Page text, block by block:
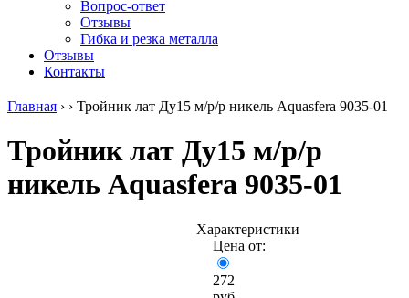
Шестигранник
нержавеющий
безникелевый
никельсодержащий
нержавеющие
электросварные
AISI
прямоугольные
нержавеющие
электросварные
рифленый
профиль
алюминиевый
Плита
алюминиевая
алюминиевый
(вентиляционный)
Тавр
алюминиевый
Труба
Труба
Инженерные
системы
Отводы
стальные
Вопрос-ответ
Отзывы
Гибка и резка металла
Отзывы
Контакты
Главная › › Тройник лат Ду15 м/р/р никель Aquasfera 9035-01
Тройник лат Ду15 м/р/р
никель Aquasfera 9035-01
Характеристики
Цена от:
272